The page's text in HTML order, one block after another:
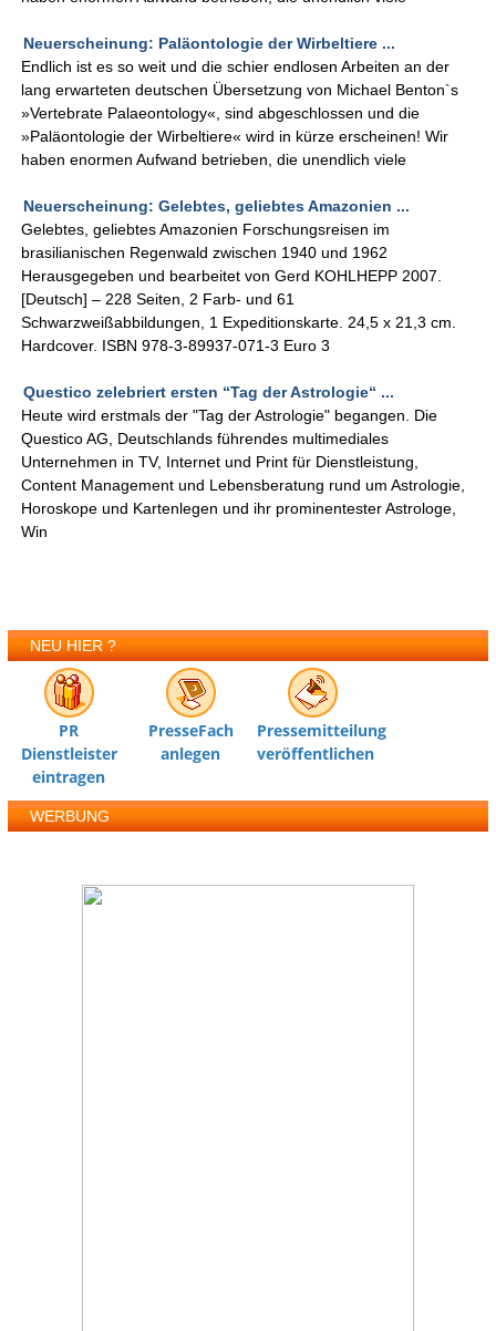
Neuerscheinung: Paläontologie der Wirbeltiere ...
Endlich ist es so weit und die schier endlosen Arbeiten an der
lang erwarteten deutschen Übersetzung von Michael Benton`s
»Vertebrate Palaeontology«, sind abgeschlossen und die
»Paläontologie der Wirbeltiere« wird in kürze erscheinen! Wir
haben enormen Aufwand betrieben, die unendlich viele
Neuerscheinung: Gelebtes, geliebtes Amazonien ...
Gelebtes, geliebtes Amazonien Forschungsreisen im
brasilianischen Regenwald zwischen 1940 und 1962
Herausgegeben und bearbeitet von Gerd KOHLHEPP 2007.
[Deutsch] – 228 Seiten, 2 Farb- und 61
Schwarzweißabbildungen, 1 Expeditionskarte. 24,5 x 21,3 cm.
Hardcover. ISBN 978-3-89937-071-3 Euro 3
Questico zelebriert ersten “Tag der Astrologie“ ...
Heute wird erstmals der "Tag der Astrologie" begangen. Die
Questico AG, Deutschlands führendes multimediales
Unternehmen in TV, Internet und Print für Dienstleistung,
Content Management und Lebensberatung rund um Astrologie,
Horoskope und Kartenlegen und ihr prominentester Astrologe,
Win
NEU HIER ?
PR
Dienstleister
eintragen
PresseFach
anlegen
Pressemitteilung
veröffentlichen
WERBUNG